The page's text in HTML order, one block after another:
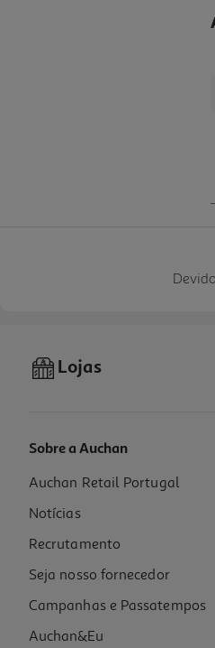
Lojas
Sobre a Auchan
Auchan Retail Portugal
Notícias
Recrutamento
Seja nosso fornecedor
Campanhas e Passatempos
Auchan&Eu